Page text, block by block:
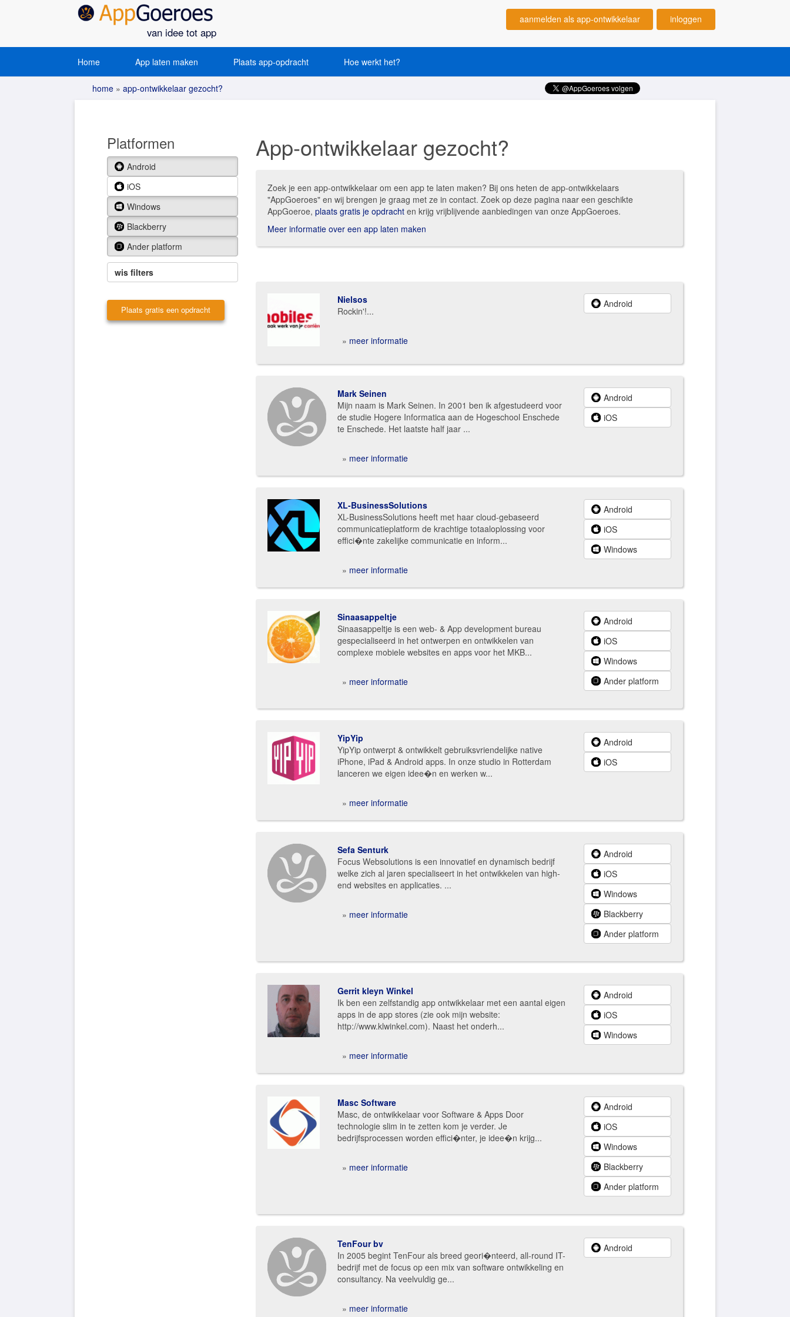
van idee tot app
inloggen
aanmelden als app-ontwikkelaar
Home App laten maken Plaats app-opdracht Hoe werkt het?
home » app-ontwikkelaar gezocht?
Platformen
Android
iOS
Windows
Blackberry
Ander platform
wis filters
Plaats gratis een opdracht
App-ontwikkelaar gezocht?
Zoek je een app-ontwikkelaar om een app te laten maken? Bij ons heten de app-ontwikkelaars
"AppGoeroes" en wij brengen je graag met ze in contact. Zoek op deze pagina naar een geschikte
AppGoeroe, plaats gratis je opdrachten krijg vrijblijvende aanbiedingen van onze AppGoeroes.
Meer informatie over een app laten maken
Nielsos
Rockin'!...
» meer informatie
Android
Mark Seinen
Mijn naam is Mark Seinen. In 2001 ben ik afgestudeerd voor
de studie Hogere Informatica aan de Hogeschool Enschede
te Enschede. Het laatste half jaar ...
» meer informatie
Android
iOS
XL-BusinessSolutions
XL-BusinessSolutions heeft met haar cloud-gebaseerd
communicatieplatform de krachtige totaaloplossing voor
effici�nte zakelijke communicatie en inform...
» meer informatie
Android
iOS
Windows
Sinaasappeltje
Sinaasappeltje is een web- & App development bureau
gespecialiseerd in het ontwerpen en ontwikkelen van
complexe mobiele websites en apps voor het MKB...
» meer informatie
Android
iOS
Windows
Ander platform
YipYip
YipYip ontwerpt & ontwikkelt gebruiksvriendelijke native
iPhone, iPad & Android apps. In onze studio in Rotterdam
lanceren we eigen idee�n en werken w...
» meer informatie
Android
iOS
Sefa Senturk
Focus Websolutions is een innovatief en dynamisch bedrijf
welke zich al jaren specialiseert in het ontwikkelen van high-
end websites en applicaties. ...
» meer informatie
Android
iOS
Windows
Blackberry
Ander platform
Gerrit kleyn Winkel
Ik ben een zelfstandig app ontwikkelaar met een aantal eigen
apps in de app stores (zie ook mijn website:
http://www.klwinkel.com). Naast het onderh...
» meer informatie
Android
iOS
Windows
Masc Software
Masc, de ontwikkelaar voor Software & Apps Door
technologie slim in te zetten kom je verder. Je
bedrijfsprocessen worden effici�nter, je idee�n krijg...
» meer informatie
Android
iOS
Windows
Blackberry
Ander platform
TenFour bv
In 2005 begint TenFour als breed geori�nteerd, all-round IT-
bedrijf met de focus op een mix van software ontwikkeling en
consultancy. Na veelvuldig ge...
» meer informatie
Android